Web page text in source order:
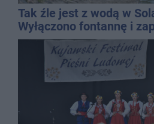
Tak źle jest z wodą w
Wyłączono fontannę i
dolewkę